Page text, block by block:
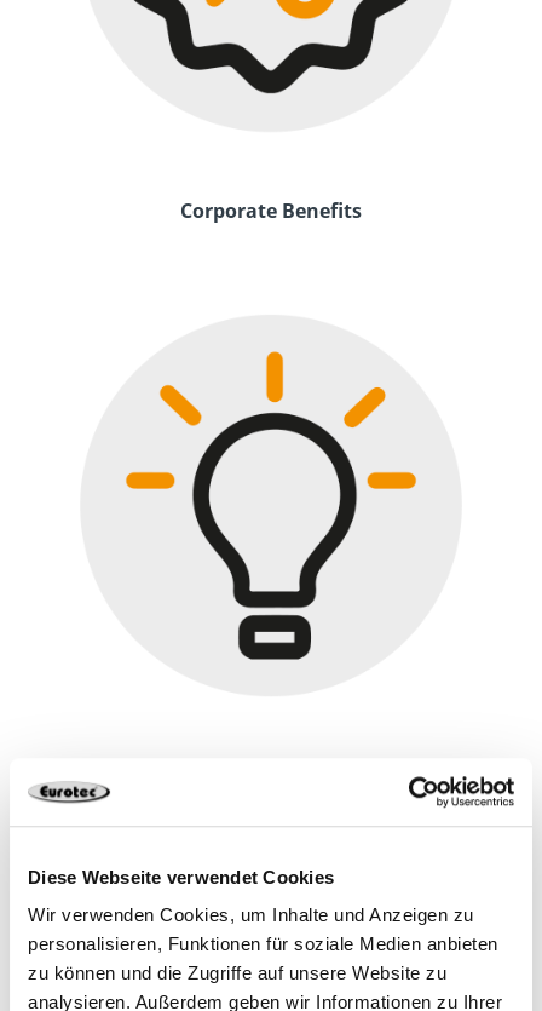
Diese Webseite verwendet Cookies
Wir verwenden Cookies, um Inhalte und Anzeigen zu
personalisieren, Funktionen für soziale Medien anbieten
zu können und die Zugriffe auf unsere Website zu
analysieren. Außerdem geben wir Informationen zu Ihrer
Corporate Benefits
Freiraum, um eigene Ideen umzusetzen
unterschiedlichen Positionen abweichen.
Jetzt bewerben